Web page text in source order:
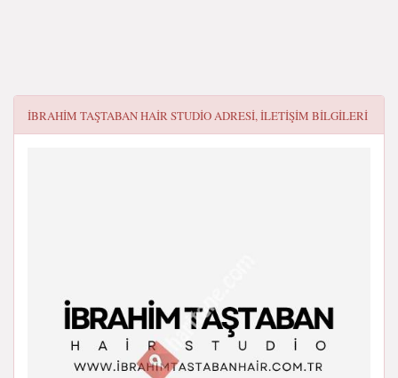
İBRAHIM TAŞTABAN HAIR STUDIOADRESI, ILETIŞIM BILGILERI